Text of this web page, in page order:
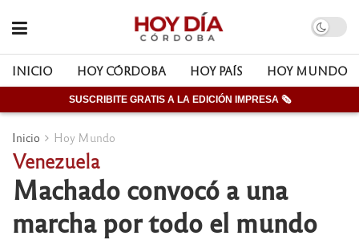
INICIO HOY CÓRDOBA HOY PAÍS HOY MUNDO
SUSCRIBITE GRATIS A LA EDICIÓN IMPRESA 🗞
Inicio Hoy Mundo
Venezuela
Machado convocó a una
marcha por todo el mundo